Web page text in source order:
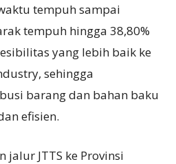
tempuh sampai
tempuh hingga 38,80%
yang lebih baik ke
sehingga
barang dan bahan baku
efisien.
jalur JTTS ke Provinsi